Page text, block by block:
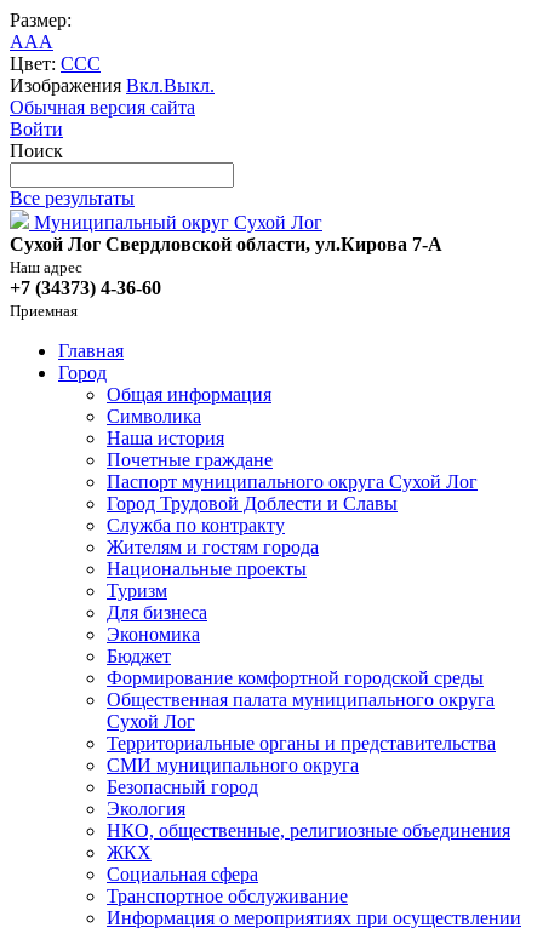
Размер:
AAA
Цвет: CCC
Изображения Вкл.Выкл.
Обычная версия сайта
Войти
Поиск
Все результаты
Муниципальный округ Сухой Лог
Сухой Лог Свердловской области, ул.Кирова 7-А
Наш адрес
+7 (34373) 4-36-60
Приемная
Главная
Город
Общая информация
Символика
Наша история
Почетные граждане
Паспорт муниципального округа Сухой Лог
Город Трудовой Доблести и Славы
Служба по контракту
Жителям и гостям города
Национальные проекты
Туризм
Для бизнеса
Экономика
Бюджет
Формирование комфортной городской среды
Общественная палата муниципального округа
Сухой Лог
Территориальные органы и представительства
СМИ муниципального округа
Безопасный город
Экология
НКО, общественные, религиозные объединения
ЖКХ
Социальная сфера
Транспортное обслуживание
Информация о мероприятиях при осуществлении